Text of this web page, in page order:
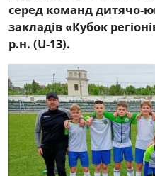
серед команд дитячо-
закладів «Кубок
р.н. (U-13).